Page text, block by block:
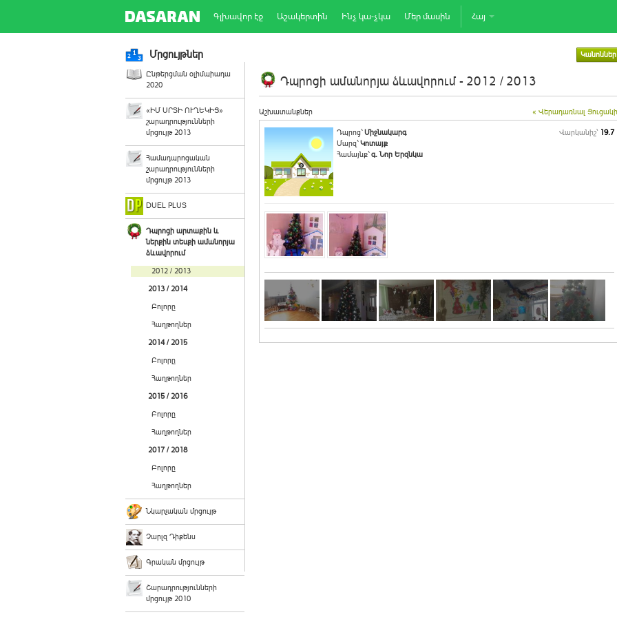
Գլխավոր էջ Աշակերտին Ինչ կա-չկա Մեր մասին Հայ
Մրցույթներ Կանոններ
Ընթերցման օլիմպիադա
2020
«ԻՄ ՍՐՏԻ ՈՒՂԵԿԻՑ»
շարադրությունների
մրցույթ 2013
Համադպրոցական
շարադրությունների
մրցույթ 2013
DUEL PLUS
Դպրոցի արտաքին և
ներքին տեսքի ամանորյա
ձևավորում
2012 / 2013
2013 / 2014
Բոլորը
Հաղթողներ
2014 / 2015
Բոլորը
Հաղթողներ
2015 / 2016
Բոլորը
Հաղթողներ
2017 / 2018
Բոլորը
Հաղթողներ
Նկարչական մրցույթ
Չարլզ Դիքենս
Գրական մրցույթ
Շարադրությունների
մրցույթ 2010
Դպրոցի ամանորյա ձևավորում - 2012 / 2013
Աշխատանքներ « Վերադառնալ
Դպրոց`Միջնակարգ
Մարզ`Կոտայք
Համայնք`գ. Նոր Երզնկա
Վարկանիշ՝ 19.7